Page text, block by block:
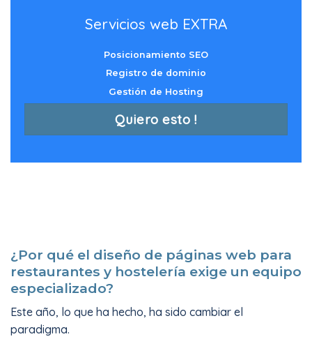
Servicios web EXTRA
Posicionamiento SEO
Registro de dominio
Gestión de Hosting
Quiero esto !
¿Por qué el diseño de páginas web para
restaurantes y hostelería exige un equipo
especializado?
Este año, lo que ha hecho, ha sido cambiar el
paradigma.